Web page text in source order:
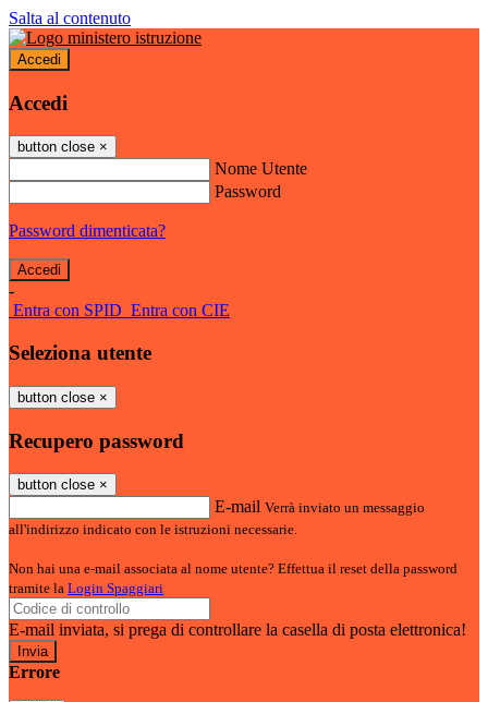
Salta al contenuto
Accedi
Accedi
button close ×
Nome Utente
Password
Password dimenticata?
-
Entra con SPID Entra con CIE
Seleziona utente
button close ×
Recupero password
button close ×
E-mail Verrà inviato un messaggio
all'indirizzo indicato con le istruzioni necessarie.
Non hai una e-mail associata al nome utente? Effettua il reset della password
tramite la Login Spaggiari
E-mail inviata, si prega di controllare la casella di posta elettronica!
Errore